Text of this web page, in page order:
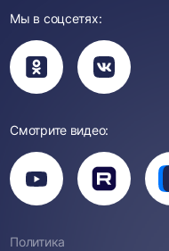
Мы в соцсетях:
Вы
перейдете
в
группу
Вы
перейдете
в
группу
Смотрите видео:
Вы
перейдете
на
канал
Вы
перейдете
Политика